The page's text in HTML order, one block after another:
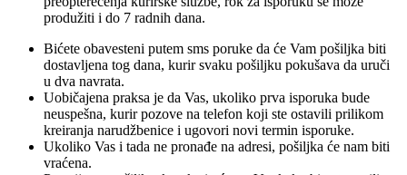
produžiti i do 7 radnih dana.
Bićete obavesteni putem sms poruke da će Vam pošiljka biti
dostavljena tog dana, kurir svaku pošiljku pokušava da uruči
u dva navrata.
Uobičajena praksa je da Vas, ukoliko prva isporuka bude
neuspešna, kurir pozove na telefon koji ste ostavili prilikom
kreiranja narudžbenice i ugovori novi termin isporuke.
Ukoliko Vas i tada ne pronađe na adresi, pošiljka će nam biti
vraćena.